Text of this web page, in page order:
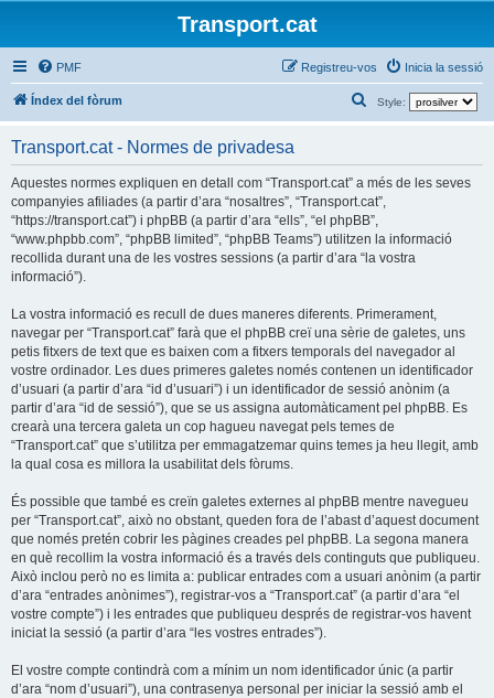
Transport.cat
PMF Inicia la sessió
Registreu-vos
Índex del fòrum Style:
e
c
a
Transport.cat - Normes de privadesa
Aquestes normes expliquen en detall com “Transport.cat” a més de les seves
companyies afiliades (a partir d’ara “nosaltres”, “Transport.cat”,
“https://transport.cat”) i phpBB (a partir d’ara “ells”, “el phpBB”,
“www.phpbb.com”, “phpBB limited”, “phpBB Teams”) utilitzen la informació
recollida durant una de les vostres sessions (a partir d’ara “la vostra
informació”).
La vostra informació es recull de dues maneres diferents. Primerament,
navegar per “Transport.cat” farà que el phpBB creï una sèrie de galetes, uns
petis fitxers de text que es baixen com a fitxers temporals del navegador al
vostre ordinador. Les dues primeres galetes només contenen un identificador
d’usuari (a partir d’ara “id d’usuari”) i un identificador de sessió anònim (a
partir d’ara “id de sessió”), que se us assigna automàticament pel phpBB. Es
crearà una tercera galeta un cop hagueu navegat pels temes de
“Transport.cat” que s’utilitza per emmagatzemar quins temes ja heu llegit, amb
la qual cosa es millora la usabilitat dels fòrums.
És possible que també es creïn galetes externes al phpBB mentre navegueu
per “Transport.cat”, això no obstant, queden fora de l’abast d’aquest document
que només pretén cobrir les pàgines creades pel phpBB. La segona manera
en què recollim la vostra informació és a través dels continguts que publiqueu.
Això inclou però no es limita a: publicar entrades com a usuari anònim (a partir
d’ara “entrades anònimes”), registrar-vos a “Transport.cat” (a partir d’ara “el
vostre compte”) i les entrades que publiqueu després de registrar-vos havent
iniciat la sessió (a partir d’ara “les vostres entrades”).
El vostre compte contindrà com a mínim un nom identificador únic (a partir
d’ara “nom d’usuari”), una contrasenya personal per iniciar la sessió amb el